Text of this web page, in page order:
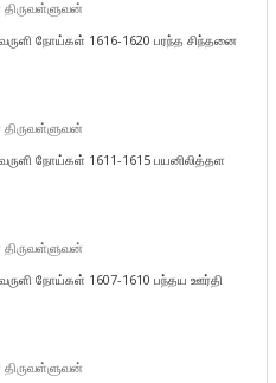
திருவள்ளுவன்
நோய்கள் 1616-1620 பரந்த சிந்தனை
திருவள்ளுவன்
நோய்கள் 1611-1615 பயனிலித்தள
திருவள்ளுவன்
நோய்கள் 1607-1610 பந்தய ஊர்தி
திருவள்ளுவன்